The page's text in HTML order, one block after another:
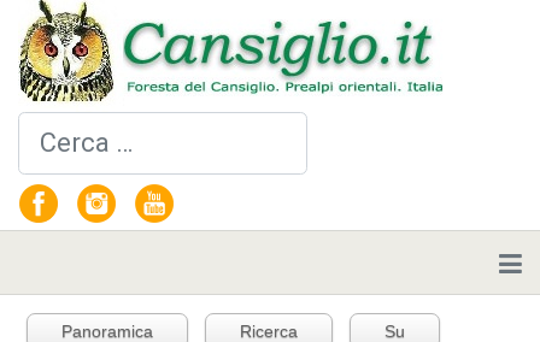
Cerca
Panoramica Ricerca Su